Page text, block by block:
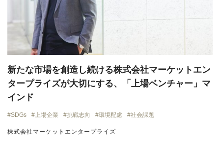
新たな市場を創造し続ける株式会社マーケットエン
タープライズが大切にする、「上場ベンチャー」マ
インド
SDGs 上場企業 挑戦志向 環境配慮 社会課題
株式会社マーケットエンタープライズ